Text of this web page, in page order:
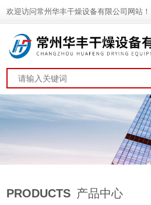
欢迎访问常州华丰干燥设备有限公司网站！
PRODUCTS 产品中心